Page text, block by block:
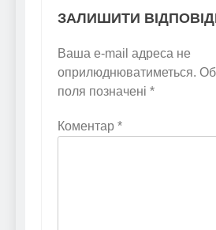
ЗАЛИШИТИ
Ваша e-mail адреса не
оприлюднюватиметься.
поля позначені *
Коментар *